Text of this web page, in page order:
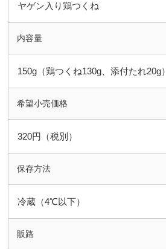
ヤゲン入り鶏つくね
内容量
150g（鶏つくね130g、添付たれ20g）
希望小売価格
320円（税別）
保存方法
冷蔵（4℃以下）
販路